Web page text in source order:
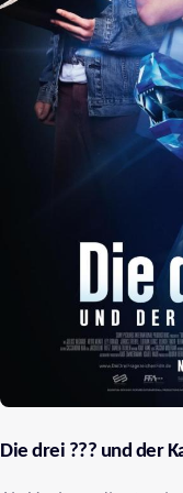
Die drei ??? und der